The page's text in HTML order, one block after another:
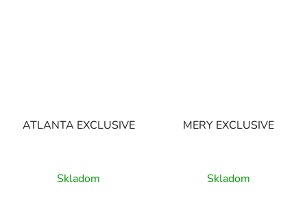
ATLANTA EXCLUSIVE
Skladom
MERY EXCLUSIVE
Skladom